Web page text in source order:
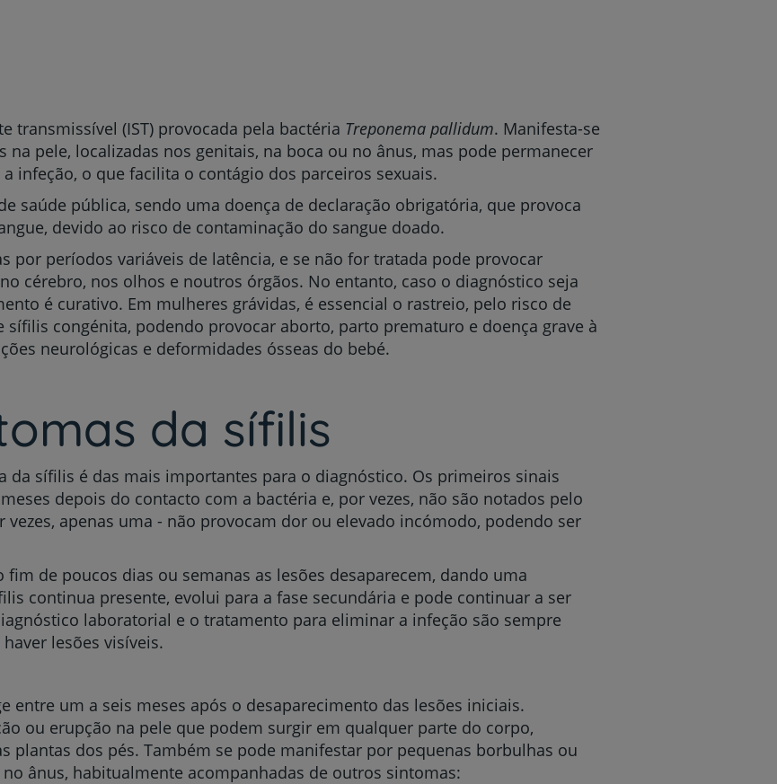
transmissível (IST) provocada pela bactéria Treponema pallidum. Manifesta-se
pele, localizadas nos genitais, na boca ou no ânus, mas pode permanecer
infeção, o que facilita o contágio dos parceiros sexuais.
saúde pública, sendo uma doença de declaração obrigatória, que provoca
devido ao risco de contaminação do sangue doado.
por períodos variáveis de latência, e se não for tratada pode provocar
cérebro, nos olhos e noutros órgãos. No entanto, caso o diagnóstico seja
é curativo. Em mulheres grávidas, é essencial o rastreio, pelo risco de
congénita, podendo provocar aborto, parto prematuro e doença grave à
neurológicas e deformidades ósseas do bebé.
da sífilis
da sífilis é das mais importantes para o diagnóstico. Os primeiros sinais
depois do contacto com a bactéria e, por vezes, não são notados pelo
vezes, apenas uma - não provocam dor ou elevado incómodo, podendo ser
de poucos dias ou semanas as lesões desaparecem, dando uma
continua presente, evolui para a fase secundária e pode continuar a ser
laboratorial e o tratamento para eliminar a infeção são sempre
lesões visíveis.
entre um a seis meses após o desaparecimento das lesões iniciais.
ou erupção na pele que podem surgir em qualquer parte do corpo,
plantas dos pés. Também se pode manifestar por pequenas borbulhas ou
ânus, habitualmente acompanhadas de outros sintomas: